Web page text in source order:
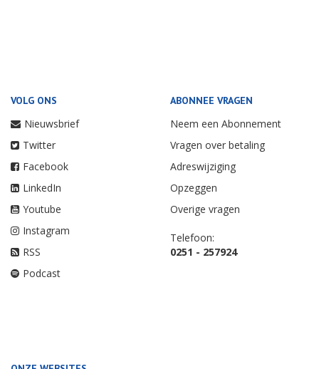
VOLG ONS
Nieuwsbrief
Twitter
Facebook
LinkedIn
Youtube
Instagram
RSS
Podcast
ABONNEE VRAGEN
Neem een Abonnement
Vragen over betaling
Adreswijziging
Opzeggen
Overige vragen
Telefoon:
0251 - 257924